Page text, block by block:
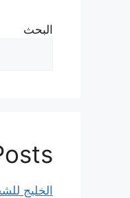
البحث
الخليج